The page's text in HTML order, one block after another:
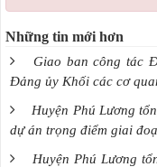
Những tin mới hơn
Giao ban công tác
Đảng ủy Khối các cơ
Huyện Phú Lương
dự án trọng điểm giai
Huyện Phú Lương